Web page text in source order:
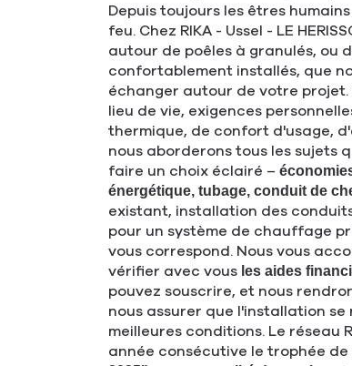
Depuis toujours les êtres
feu. Chez RIKA - Ussel - LE
autour de poêles à granulés, ou
confortablement installés, que
échanger autour de votre
lieu de vie, exigences
thermique, de confort d'usage,
nous aborderons tous les sujets
faire un choix éclairé –
énergétique, tubage, conduit de
existant, installation des
pour un système de chauffage
vous correspond. Nous vous
vérifier avec vous les aides
pouvez souscrire, et nous
nous assurer que l'installation
meilleures conditions. Le réseau
année consécutive le trophée de